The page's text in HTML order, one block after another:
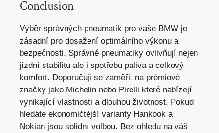
Conclusion
Výběr správných pneumatik pro vaše BMW je
zásadní pro dosažení optimálního výkonu a
bezpečnosti. Správné pneumatiky ovlivňují nejen
jízdní stabilitu ale i spotřebu paliva a celkový
komfort. Doporučuji se zaměřit na prémiové
značky jako Michelin nebo Pirelli které nabízejí
vynikající vlastnosti a dlouhou životnost. Pokud
hledáte ekonomičtější varianty Hankook a
Nokian jsou solidní volbou. Bez ohledu na váš